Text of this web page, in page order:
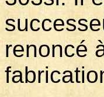
renoncé